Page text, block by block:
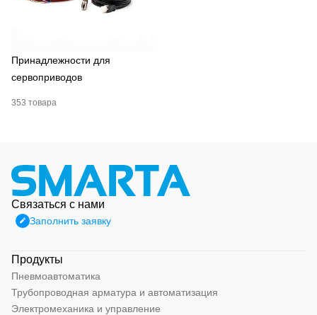
Принадлежности для
сервоприводов
353 товара
Связаться с нами
Заполнить заявку
Продукты
Пневмоавтоматика
Трубопроводная арматура и автоматизация
Электромеханика и управление